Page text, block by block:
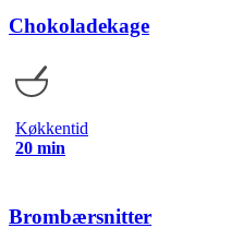
Chokoladekage
Køkkentid
20 min
Brombærsnitter